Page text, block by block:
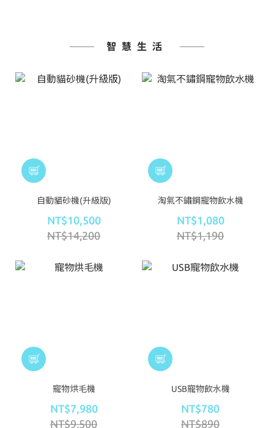
智慧生活
自動貓砂機(升級版)
NT$10,500
NT$14,200
淘氣不鏽鋼寵物飲水機
NT$1,080
NT$1,190
寵物烘毛機
NT$7,980
NT$9,500
USB寵物飲水機
NT$780
NT$890